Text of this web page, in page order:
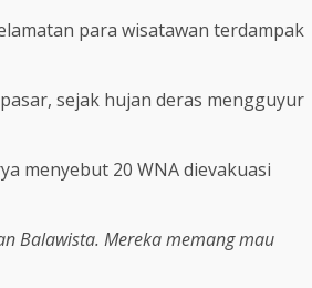
para wisatawan terdampak
sejak hujan deras mengguyur
menyebut 20 WNA dievakuasi
Balawista. Mereka memang mau